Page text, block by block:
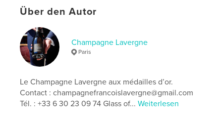
Seitenanzahl: 48
Softcover: 9798319991119
Veröffentlichungsdatum:Juni 30, 2025
Sprache French
champagnes cancers , saké
Japon , Santé
Über den Autor
Champagne Lavergne
Paris
Le Champagne Lavergne aux médailles d’or.
Contact : champagnefrancoislavergne@gmail.com
Tél. : +33 6 30 23 09 74 Glass of...Weiterlesen